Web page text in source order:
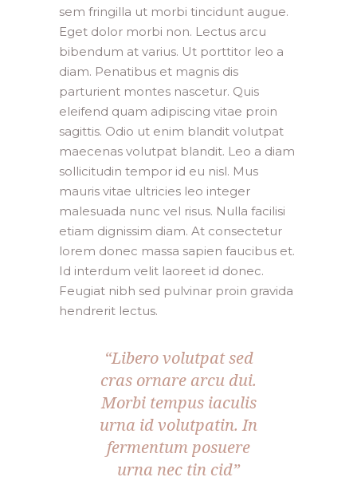
sem fringilla ut morbi tincidunt augue.
Eget dolor morbi non. Lectus arcu
bibendum at varius. Ut porttitor leo a
diam. Penatibus et magnis dis
parturient montes nascetur. Quis
eleifend quam adipiscing vitae proin
sagittis. Odio ut enim blandit volutpat
maecenas volutpat blandit. Leo a diam
sollicitudin tempor id eu nisl. Mus
mauris vitae ultricies leo integer
malesuada nunc vel risus. Nulla facilisi
etiam dignissim diam. At consectetur
lorem donec massa sapien faucibus et.
Id interdum velit laoreet id donec.
Feugiat nibh sed pulvinar proin gravida
hendrerit lectus.
“Libero volutpat sed
cras ornare arcu dui.
Morbi tempus iaculis
urna id volutpatin. In
fermentum posuere
urna nec tin cid”